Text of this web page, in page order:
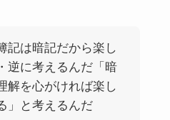
記は暗記だから楽し
逆に考えるんだ「暗
解を心がければ楽し
」と考えるんだ